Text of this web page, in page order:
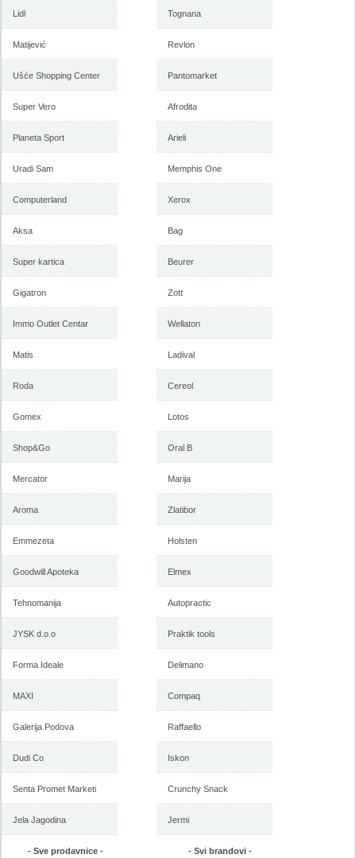
-istekla akcija-
Katalog Univerexport akcija,
Univerexport nedeljna akcija
Uneverexport nedeljna akcija,
Katalog Univerexport akcija, 3-
Univerexport nedeljna akcija
Univerexport nedeljna akcija,
Lidl
Matijević
Ušće Shopping Center
Super Vero
Planeta Sport
Uradi Sam
Computerland
Aksa
Super kartica
Gigatron
Immo Outlet Centar
Matis
Roda
Gomex
Shop&Go
Mercator
Aroma
Emmezeta
Goodwill Apoteka
Tehnomanija
JYSK d.o.o
Forma Ideale
MAXI
Galerija Podova
Dudi Co
Senta Promet Marketi
Jela Jagodina
- Sve prodavnice -
Tognana
Revlon
Pantomarket
Afrodita
Arieli
Memphis One
Xerox
Bag
Beurer
Zott
Wellaton
Ladival
Cereol
Lotos
Oral B
Marija
Zlatibor
Holsten
Elmex
Autopractic
Praktik tools
Delimano
Compaq
Raffaello
Iskon
Crunchy Snack
Jermi
- Svi brandovi -